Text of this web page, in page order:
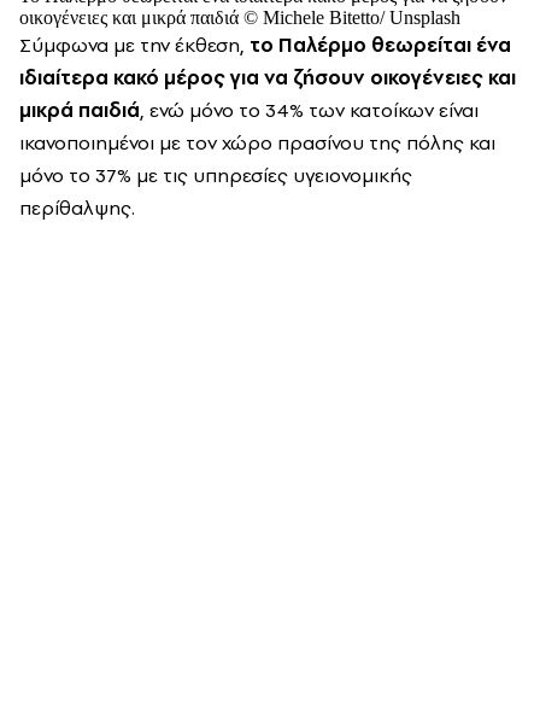
οικογένειες και μικρά παιδιά © Michele Bitetto/ Unsplash
Σύμφωνα με την έκθεση, το Παλέρμο θεωρείται ένα
ιδιαίτερα κακό μέρος για να ζήσουν οικογένειες και
μικρά παιδιά, ενώ μόνο το 34% των κατοίκων είναι
ικανοποιημένοι με τον χώρο πρασίνου της πόλης και
μόνο το 37% με τις υπηρεσίες υγειονομικής
περίθαλψης.